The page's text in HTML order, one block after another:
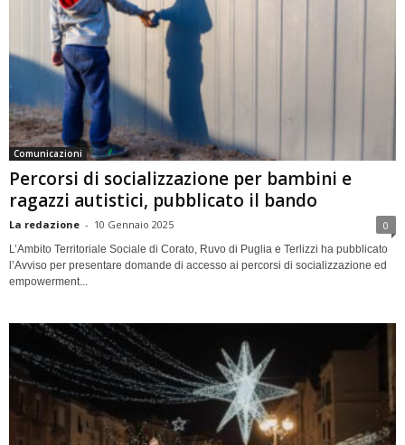
Comunicazioni
Percorsi di socializzazione per bambini e
ragazzi autistici, pubblicato il bando
La redazione - 10 Gennaio 2025 0
L’Ambito Territoriale Sociale di Corato, Ruvo di Puglia e Terlizzi ha pubblicato
l’Avviso per presentare domande di accesso ai percorsi di socializzazione ed
empowerment...